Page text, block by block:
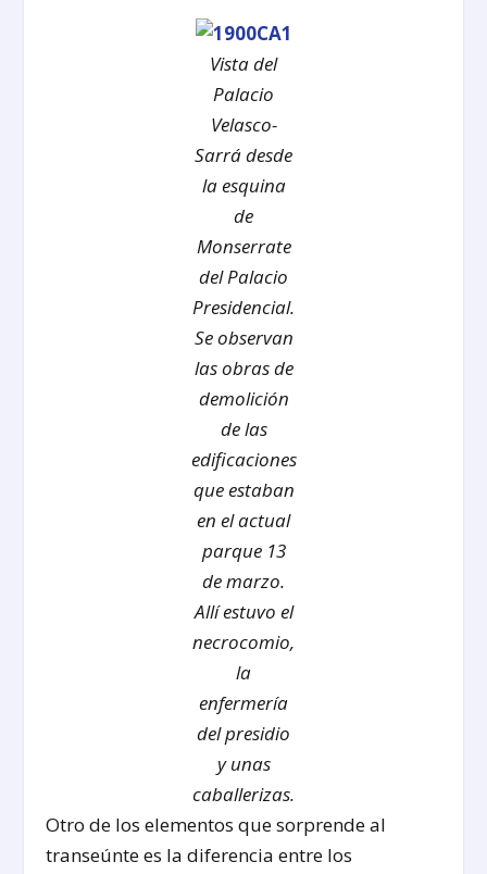
Vista del
Palacio
Velasco-
Sarrá desde
la esquina
de
Monserrate
del Palacio
Presidencial.
Se observan
las obras de
demolición
de las
edificaciones
que estaban
en el actual
parque 13
de marzo.
Allí estuvo el
necrocomio,
la
enfermería
del presidio
y unas
caballerizas.
Otro de los elementos que sorprende al
transeúnte es la diferencia entre los